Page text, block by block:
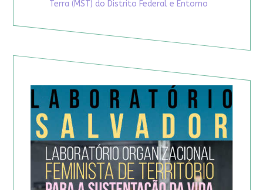
Terra (MST) do Distrito Federal e Entorno